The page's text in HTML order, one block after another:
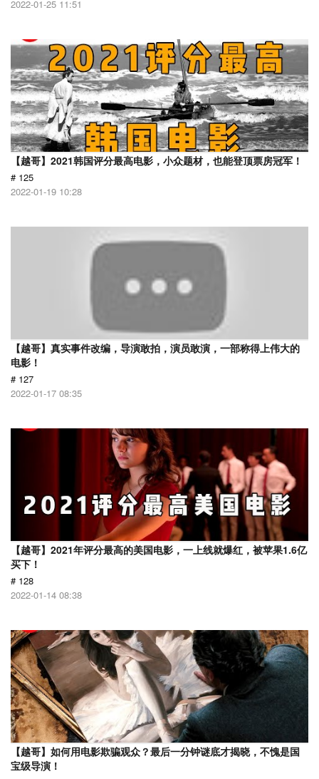
2022-01-25 11:51
【越哥】2021韩国评分最高电影，小众题材，也能登顶票房冠军！
# 125
2022-01-19 10:28
【越哥】真实事件改编，导演敢拍，演员敢演，一部称得上伟大的
电影！
# 127
2022-01-17 08:35
【越哥】2021年评分最高的美国电影，一上线就爆红，被苹果1.6亿
买下！
# 128
2022-01-14 08:38
【越哥】如何用电影欺骗观众？最后一分钟谜底才揭晓，不愧是国
宝级导演！